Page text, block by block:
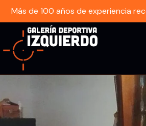
Más de 100 años de experiencia